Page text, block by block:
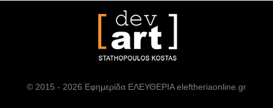
© 2015 - 2026 Εφημερίδα ΕΛΕΥΘΕΡΙΑ eleftheriaonline.gr